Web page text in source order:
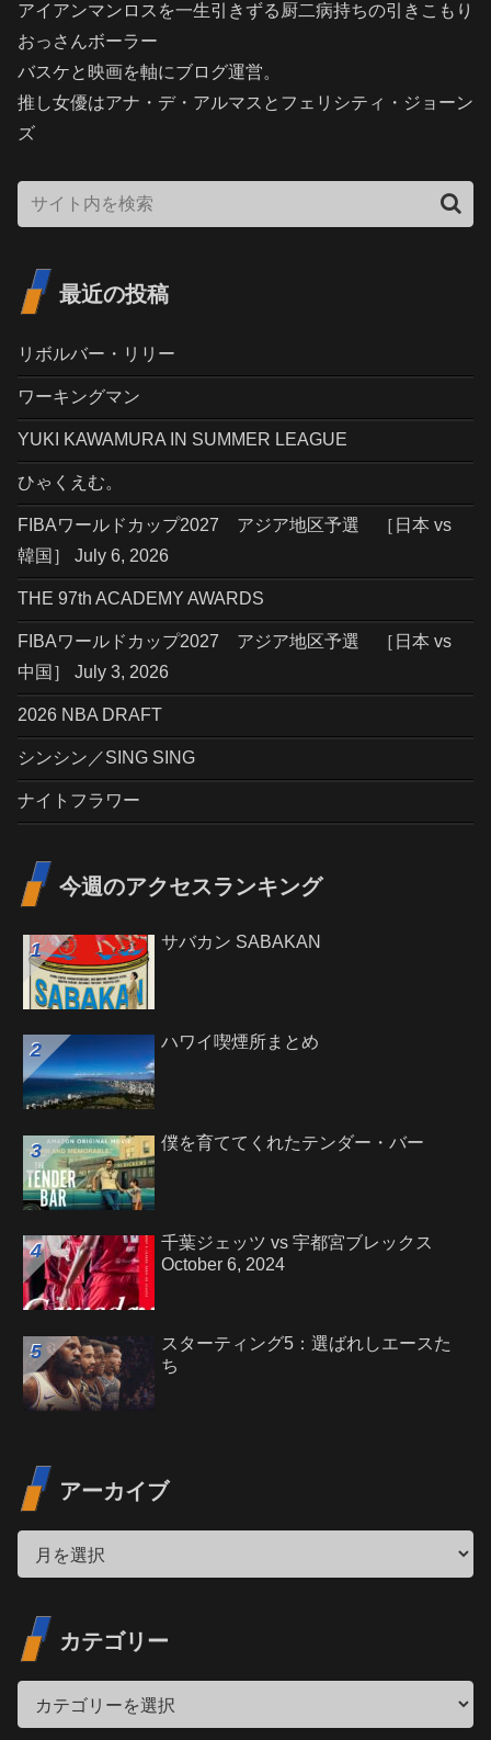
アイアンマンロスを一生引きずる厨二病持ちの引きこもり
おっさんボーラー
バスケと映画を軸にブログ運営。
推し女優はアナ・デ・アルマスとフェリシティ・ジョーン
ズ
最近の投稿
リボルバー・リリー
ワーキングマン
YUKI KAWAMURA IN SUMMER LEAGUE
ひゃくえむ。
FIBAワールドカップ2027 アジア地区予選 ［日本 vs
韓国］ July 6, 2026
THE 97th ACADEMY AWARDS
FIBAワールドカップ2027 アジア地区予選 ［日本 vs
中国］ July 3, 2026
2026 NBA DRAFT
シンシン／SING SING
ナイトフラワー
今週のアクセスランキング
サバカン SABAKAN
ハワイ喫煙所まとめ
僕を育ててくれたテンダー・バー
千葉ジェッツ vs 宇都宮ブレックス
October 6, 2024
スターティング5：選ばれしエースた
ち
アーカイブ
カテゴリー